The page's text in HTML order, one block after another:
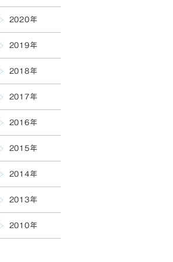
2020年
2019年
2018年
2017年
2016年
2015年
2014年
2013年
2010年